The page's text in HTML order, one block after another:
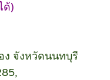
ด้)
ง จังหวัดนนทบุรี